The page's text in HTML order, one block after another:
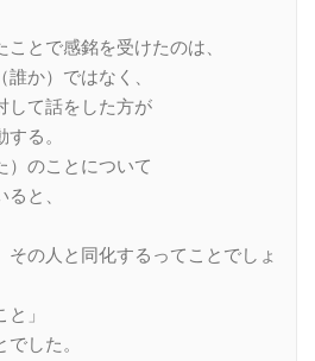
とで感銘を受けたのは、
誰か）ではなく、
て話をした方が
る。
のことについて
と、
の人と同化するってことでしょ
」
した。